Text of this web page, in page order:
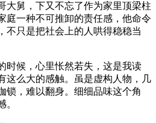
大舅，下又不忘了作为家里顶梁柱
庭一种不可推卸的责任感，他命令
不只是把社会上的人哄得稳稳当
时候，心里怅然若失，这是我读
这么大的感触。虽是虚构人物，几
锁，难以翻身。细细品味这个角
。